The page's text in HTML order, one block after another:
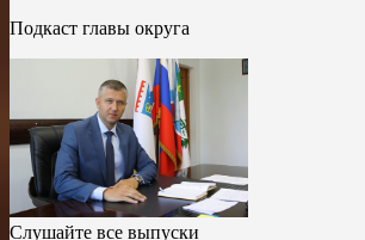
Подкаст главы округа
Слушайте все выпуски